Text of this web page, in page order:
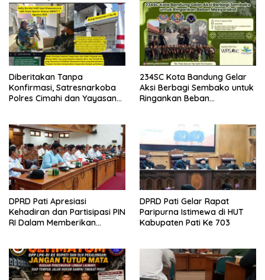
Diberitakan Tanpa
Konfirmasi, Satresnarkoba
Polres Cimahi dan Yayasan
234SC Kota Bandung Gelar
Aksi Berbagi Sembako untuk
Ringankan Beban
DPRD Pati Apresiasi
Kehadiran dan Partisipasi PIN
RI Dalam Memberikan
DPRD Pati Gelar Rapat
Paripurna Istimewa di HUT
Kabupaten Pati Ke 703